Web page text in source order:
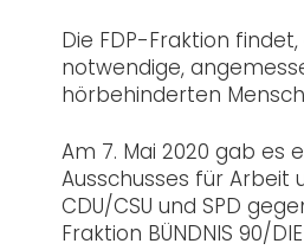
Die FDP-Fraktion
notwendige,
hörbehinderten
Am 7. Mai 2020 gab es
Ausschusses für Arbeit
CDU/CSU und SPD
Fraktion BÜNDNIS 90/DIE